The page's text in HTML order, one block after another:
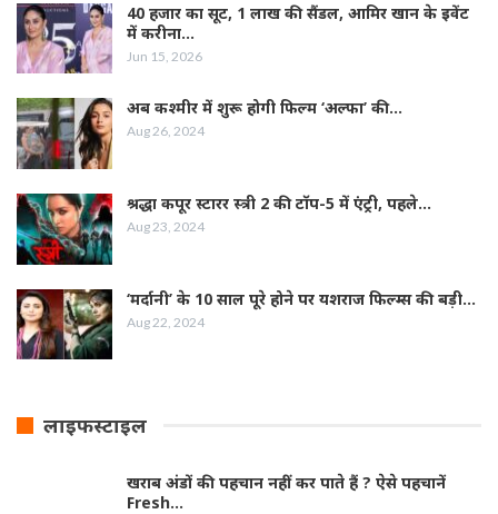
40 हजार का सूट, 1 लाख की सैंडल, आमिर खान के इवेंट
में करीना…
Jun 15, 2026
अब कश्मीर में शुरू होगी फिल्‍म ‘अल्फा’ की…
Aug 26, 2024
श्रद्धा कपूर स्‍टारर स्‍त्री 2 की टॉप-5 में एंट्री, पहले…
Aug 23, 2024
‘मर्दानी’ के 10 साल पूरे होने पर यशराज फिल्‍म्‍स की बड़ी…
Aug 22, 2024
लाइफस्टाइल
खराब अंडों की पहचान नहीं कर पाते हैं ? ऐसे पहचानें
Fresh…